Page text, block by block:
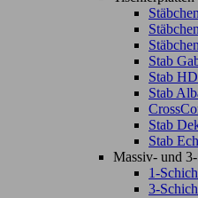
Stab
Stab
Stab
Stab
Stab
Massiv- und
1-
3-